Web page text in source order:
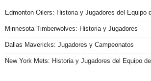
Edmonton Oilers: Historia y Jugadores del Equipo
Minnesota Timberwolves: Historia y Jugadores
Dallas Mavericks: Jugadores y Campeonatos
New York Mets: Historia y Jugadores del Equipo